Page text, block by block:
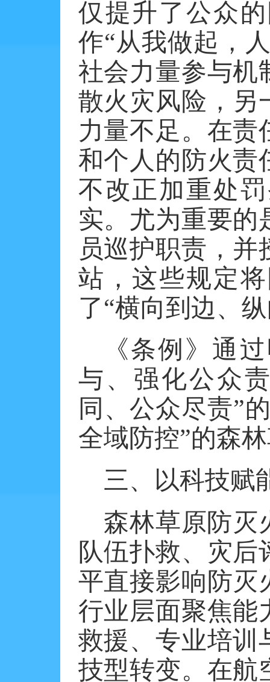
仅提升了公众
作“从我做起，
社会力量参与机
散火灾风险，另
力量不足。在责
和个人的防火责
不改正加重处
实。尤为重要的
员巡护职责，
站，这些规定
了“横向到边、
《条例》通
与、强化公众
同、公众尽责”
全域防控”的森
三、以科技赋
森林草原防灭
队伍扑救、灾
平直接影响防灭
行业层面聚焦能
救援、专业培训
技型转变。在航